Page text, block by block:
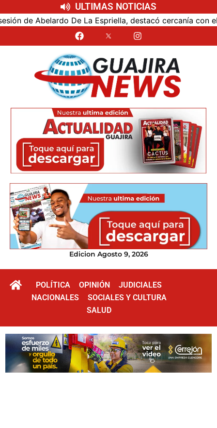
ULTIMAS NOTICIAS
De La Espriella, destacó cercanía con el nuevo
Edicion Agosto 9, 2026
POLÍTICA OPINIÓN
JUDICIALES
NACIONALES
SOCIALES Y CULTURA
SALUD